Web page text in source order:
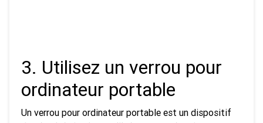
3. Utilisez un verrou pour
ordinateur portable
Un verrou pour ordinateur portable est un dispositif